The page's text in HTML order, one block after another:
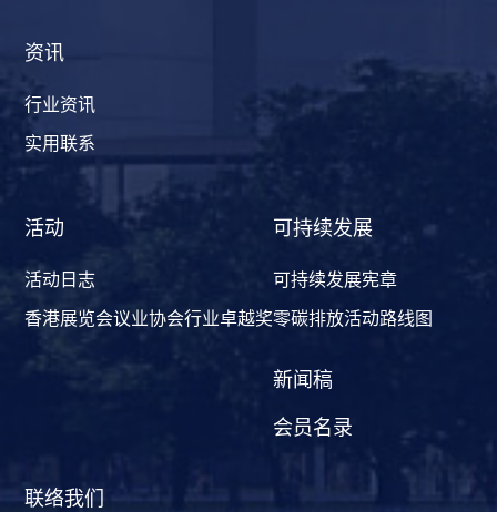
资讯
行业资讯
实用联系
活动
活动日志
香港展览会议业协会行业卓越奖
可持续发展
可持续发展宪章
零碳排放活动路线图
新闻稿
会员名录
联络我们